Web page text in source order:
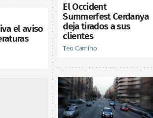
el aviso
El Occident
Summerfest Cerdanya
deja tirados a sus
clientes
Teo Camino